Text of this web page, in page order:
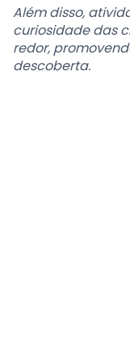
Além disso,
curiosidade das
redor,
descoberta.